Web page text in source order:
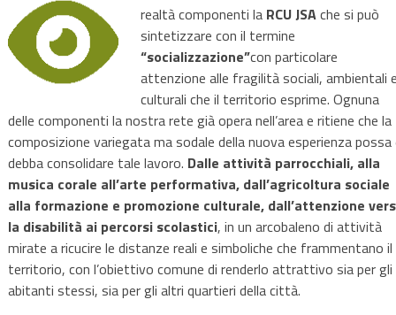
realtà componenti la RCU JSAche si può
sintetizzare con il termine
“socializzazione”con particolare
attenzione alle fragilità sociali, ambientali
culturali che il territorio esprime. Ognuna
delle componenti la nostra rete già opera nell’area e ritiene che la
composizione variegata ma sodale della nuova esperienza possa
debba consolidare tale lavoro. Dalle attività parrocchiali, alla
musica corale all’arte performativa, dall’agricoltura sociale
alla formazione e promozione culturale, dall’attenzione
la disabilità ai percorsi scolastici, in un arcobaleno di attività
mirate a ricucire le distanze reali e simboliche che frammentano il
territorio, con l’obiettivo comune di renderlo attrattivo sia per gli
abitanti stessi, sia per gli altri quartieri della città.